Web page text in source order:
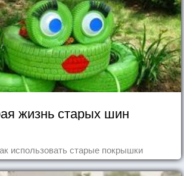
жизнь старых шин
использовать старые покрышки